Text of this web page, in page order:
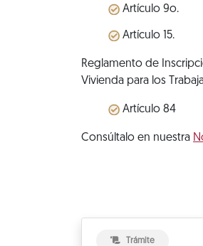
Artículo 9o.
Artículo 15.
Reglamento de
Vivienda para los
Artículo 84
Consúltalo en nuestra
Trámite